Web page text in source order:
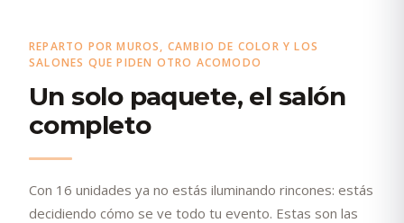
REPARTO POR MUROS, CAMBIO DE COLOR Y LOS
SALONES QUE PIDEN OTRO ACOMODO
Un solo paquete, el salón
completo
Con 16 unidades ya no estás iluminando rincones: estás
decidiendo cómo se ve todo tu evento. Estas son las